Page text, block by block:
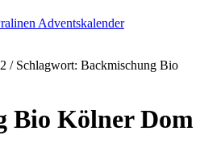
Adventskalender
2 / Schlagwort: Backmischung Bio
Bio Kölner Dom